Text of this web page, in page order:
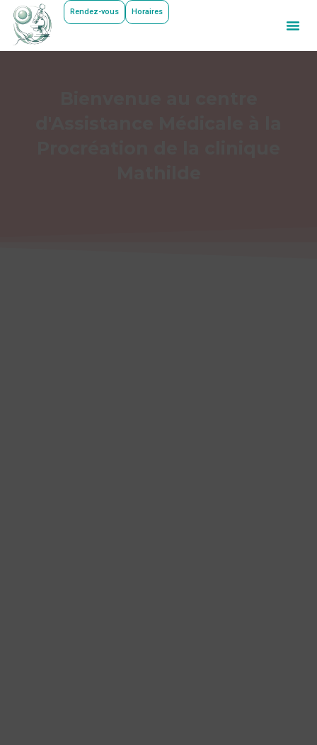
Rendez-vous Horaires